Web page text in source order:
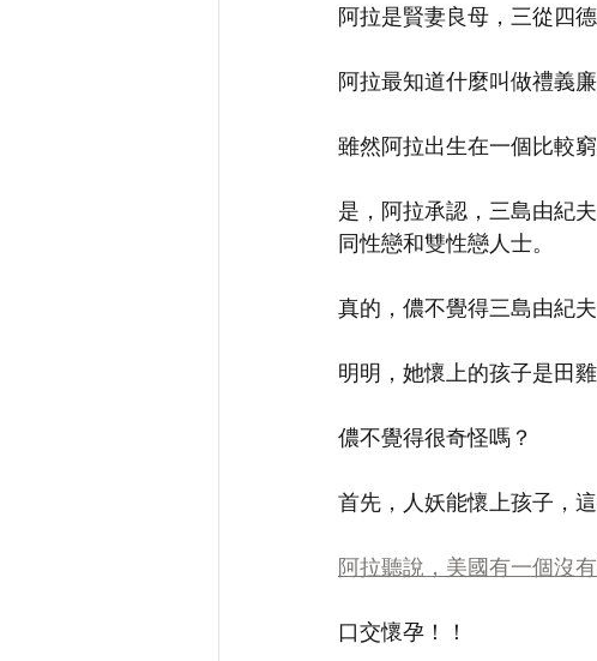
阿拉是賢妻良母，三從四
阿拉最知道什麼叫做禮義廉
雖然阿拉出生在一個比較
是，阿拉承認，三島由紀
同性戀和雙性戀人士。
真的，儂不覺得三島由紀
明明，她懷上的孩子是田
儂不覺得很奇怪嗎？
首先，人妖能懷上孩子，
阿拉聽說，美國有一個沒
口交懷孕！！